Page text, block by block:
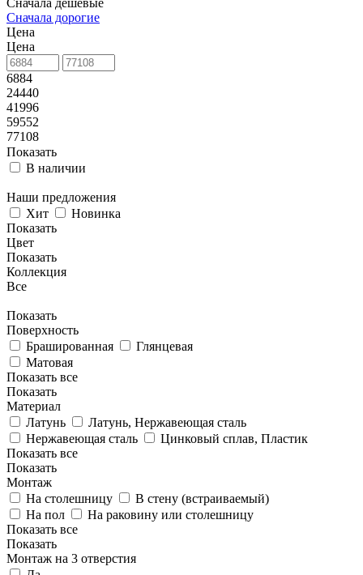
Сначала дешевые
Сначала дорогие
Цена
Цена
6884
24440
41996
59552
77108
Показать
В наличии
Наши предложения
Хит
Новинка
Показать
Цвет
Показать
Коллекция
Все
Показать
Поверхность
Брашированная
Глянцевая
Матовая
Показать все
Показать
Материал
Латунь
Латунь, Нержавеющая сталь
Нержавеющая сталь
Цинковый сплав, Пластик
Показать все
Показать
Монтаж
На столешницу
В стену (встраиваемый)
На пол
На раковину или столешницу
Показать все
Показать
Монтаж на 3 отверстия